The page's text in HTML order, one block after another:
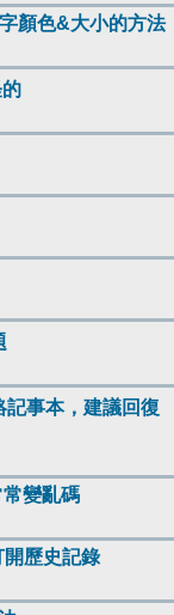
顏色&大小的方法
事本，建議回復
變亂碼
歷史記錄